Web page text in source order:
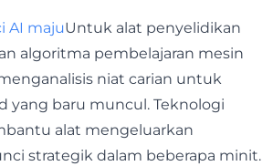
AI majuUntuk alat penyelidikan
algoritma pembelajaran mesin
niat carian untuk
yang baru muncul. Teknologi
alat mengeluarkan
strategik dalam beberapa minit.